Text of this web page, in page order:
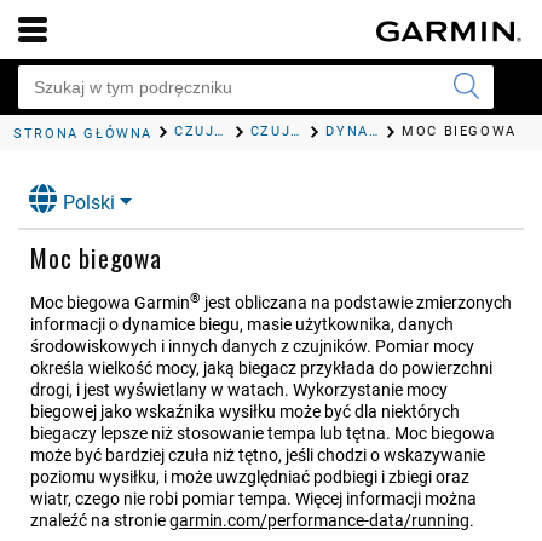
STRONA GŁÓWNA CZUJNIKI I AKCESORIA CZUJNIKI BEZPRZEWODOWE DYNAMIKA BIEGU MOC BIEGOWA
Polski
Moc biegowa
Moc biegowa Garmin® jest obliczana na podstawie zmierzonych
informacji o dynamice biegu, masie użytkownika, danych
środowiskowych i innych danych z czujników. Pomiar mocy
określa wielkość mocy, jaką biegacz przykłada do powierzchni
drogi, i jest wyświetlany w watach. Wykorzystanie mocy
biegowej jako wskaźnika wysiłku może być dla niektórych
biegaczy lepsze niż stosowanie tempa lub tętna. Moc biegowa
może być bardziej czuła niż tętno, jeśli chodzi o wskazywanie
poziomu wysiłku, i może uwzględniać podbiegi i zbiegi oraz
wiatr, czego nie robi pomiar tempa. Więcej informacji można
znaleźć na stroniegarmin.com/performance-data/running.